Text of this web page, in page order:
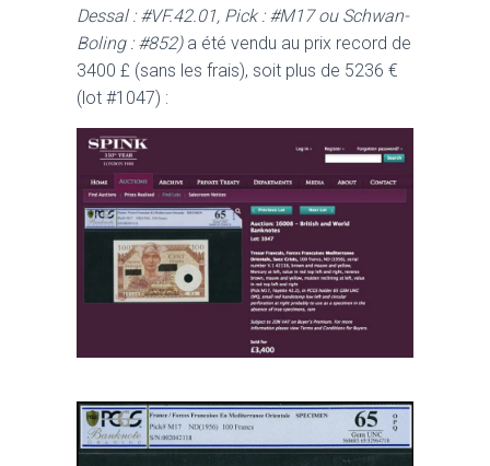
Dessal : #VF.42.01, Pick : #M17 ou Schwan-
Boling : #852)a été vendu au prix record de
3400 £ (sans les frais), soit plus de 5236 €
(lot #1047) :